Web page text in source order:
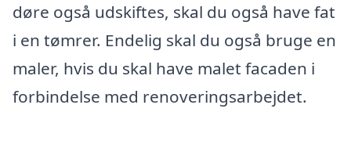
døre også udskiftes, skal du også have fat
i en tømrer. Endelig skal du også bruge en
maler, hvis du skal have malet facaden i
forbindelse med renoveringsarbejdet.